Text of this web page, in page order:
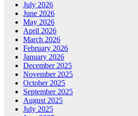
July 2026
June 2026
May 2026
April 2026
March 2026
February 2026
January 2026
December 2025
November 2025
October 2025
September 2025
August 2025
July 2025